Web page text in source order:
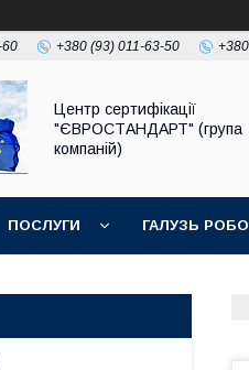
60 +380 (93) 011-63-50
Центр сертифікації
"ЄВРОСТАНДАРТ" (група
компаній)
ПОСЛУГИ ГАЛУЗЬ